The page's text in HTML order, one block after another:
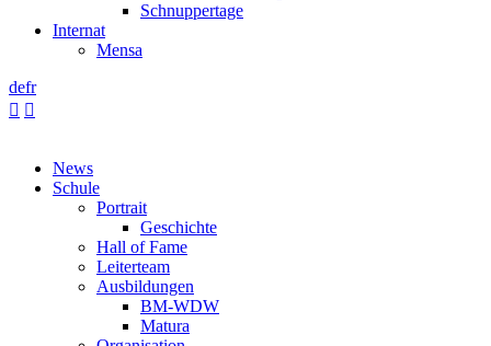
Schnuppertage
Internat
Mensa
defr
 
News
Schule
Portrait
Geschichte
Hall of Fame
Leiterteam
Ausbildungen
BM-WDW
Matura